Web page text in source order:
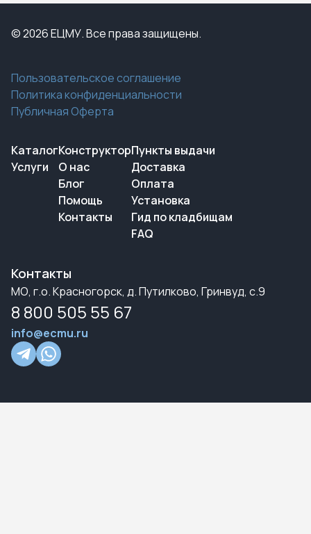
© 2026 ЕЦМУ. Все права защищены.
Пользовательское соглашение
Политика конфиденциальности
Публичная Оферта
Каталог
Услуги
Конструктор
О нас
Блог
Помощь
Контакты
Пункты выдачи
Доставка
Оплата
Установка
Гид по кладбищам
FAQ
Контакты
МО, г.о. Красногорск, д. Путилково, Гринвуд, с.9
8 800 505 55 67
info@ecmu.ru